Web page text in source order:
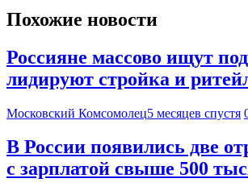
Похожие новости
Россияне массово ищут
лидируют стройка и
Московский Комсомолец5 месяцев спустя
В России появились две
с зарплатой свыше 500